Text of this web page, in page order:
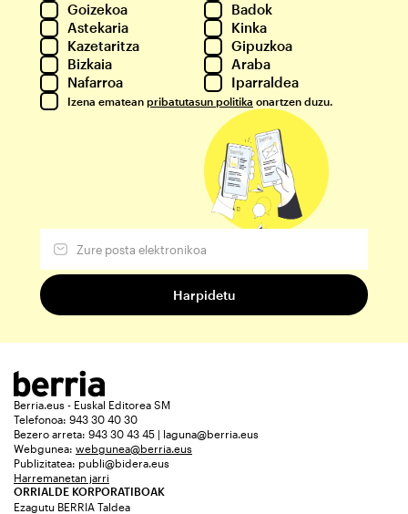
Goizekoa
Badok
Astekaria
Kinka
Kazetaritza
Gipuzkoa
Bizkaia
Araba
Nafarroa
Iparraldea
Izena ematean pribatutasun politika onartzen duzu.
Berria.eus - Euskal Editorea SM
Telefonoa: 943 30 40 30
Bezero arreta: 943 30 43 45 | laguna@berria.eus
Webgunea: webgunea@berria.eus
Publizitatea: publi@bidera.eus
Harremanetan jarri
ORRIALDE KORPORATIBOAK
Ezagutu BERRIA Taldea